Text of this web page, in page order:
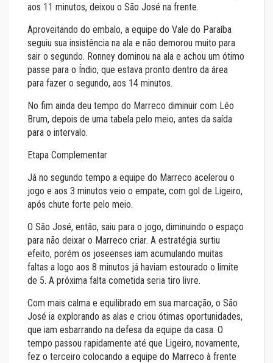
aos 11 minutos, deixou o São José na frente.
Aproveitando do embalo, a equipe do Vale do Paraíba
seguiu sua insistência na ala e não demorou muito para
sair o segundo. Ronney dominou na ala e achou um ótimo
passe para o Índio, que estava pronto dentro da área
para fazer o segundo, aos 14 minutos.
No fim ainda deu tempo do Marreco diminuir com Léo
Brum, depois de uma tabela pelo meio, antes da saída
para o intervalo.
Etapa Complementar
Já no segundo tempo a equipe do Marreco acelerou o
jogo e aos 3 minutos veio o empate, com gol de Ligeiro,
após chute forte pelo meio.
O São José, então, saiu para o jogo, diminuindo o espaço
para não deixar o Marreco criar. A estratégia surtiu
efeito, porém os joseenses iam acumulando muitas
faltas a logo aos 8 minutos já haviam estourado o limite
de 5. A próxima falta cometida seria tiro livre.
Com mais calma e equilibrado em sua marcação, o São
José ia explorando as alas e criou ótimas oportunidades,
que iam esbarrando na defesa da equipe da casa. O
tempo passou rapidamente até que Ligeiro, novamente,
fez o terceiro colocando a equipe do Marreco à frente